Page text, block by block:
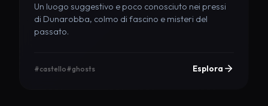
Un luogo suggestivo e poco conosciuto nei pressi
di Dunarobba, colmo di fascino e misteri del
passato.
#castello#ghosts Esplora